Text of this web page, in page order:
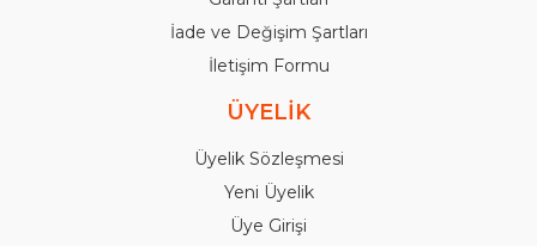
İade ve Değişim Şartları
İletişim Formu
ÜYELİK
Üyelik Sözleşmesi
Yeni Üyelik
Üye Girişi